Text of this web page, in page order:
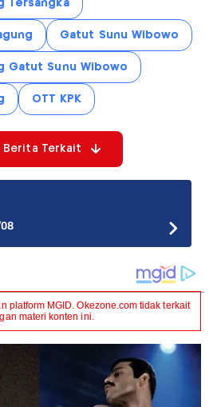
Tersangka
Gatut Sunu Wibowo
Gatut Sunu Wibowo
OTT KPK
Berita Terkait